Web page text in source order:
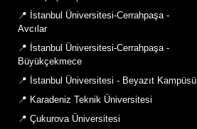
📍 İstanbul Üniversitesi-Cerrahpaşa -
Avcılar
📍 İstanbul Üniversitesi-Cerrahpaşa -
Büyükçekmece
📍 İstanbul Üniversitesi - Beyazıt Kampüsü
📍 Karadeniz Teknik Üniversitesi
📍 Çukurova Üniversitesi